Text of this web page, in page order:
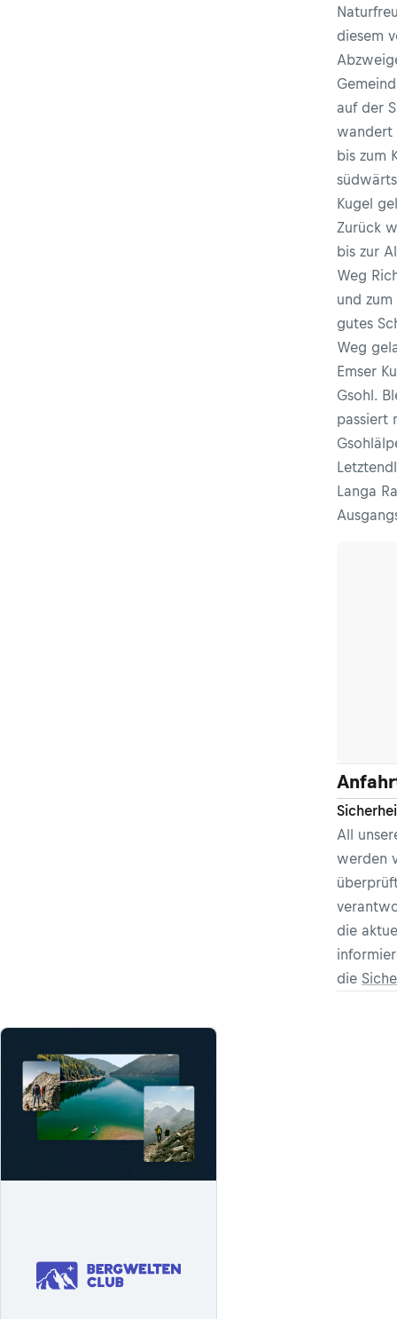
diesem
auf der
wandert
bis zum
Kugel
Zurück
bis zur
Weg
und zum
gutes
Weg
Emser
Gsohl.
passiert
Langa
All
werden
die
die